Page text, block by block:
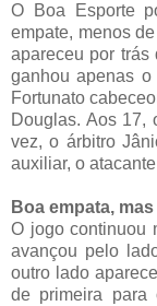
O Boa Esporte
empate, menos
apareceu por trás
ganhou apenas
Fortunato
Douglas. Aos 17,
vez, o árbitro
auxiliar, o
Boa empata,
O jogo continuou
avançou pelo
outro lado
de primeira para